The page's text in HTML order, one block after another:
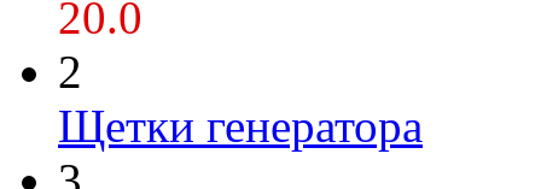
20.0
2
Щетки генератора